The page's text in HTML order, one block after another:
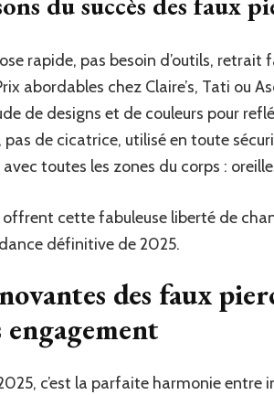
rapide, pas besoin d’outils,
abordables chez Claire’s, Tati ou
de designs et de couleurs pour
pas de cicatrice, utilisé en toute
toutes les zones du corps :
offrent cette fabuleuse liberté de
définitive de 2025.
des faux
engagement
c’est la parfaite harmonie